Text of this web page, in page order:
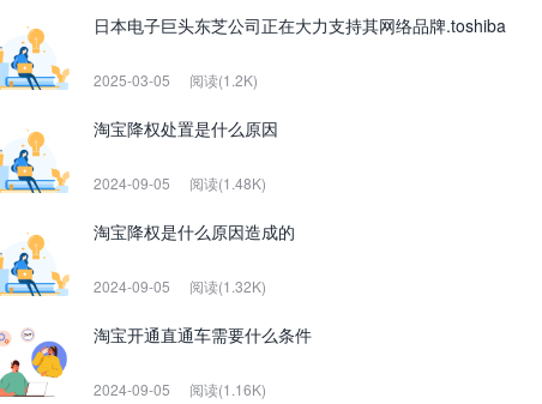
日本电子巨头东芝公司正在大力支持其网络品牌.toshiba
2025-03-05 阅读(1.2K)
淘宝降权处置是什么原因
2024-09-05 阅读(1.48K)
淘宝降权是什么原因造成的
2024-09-05 阅读(1.32K)
淘宝开通直通车需要什么条件
2024-09-05 阅读(1.16K)